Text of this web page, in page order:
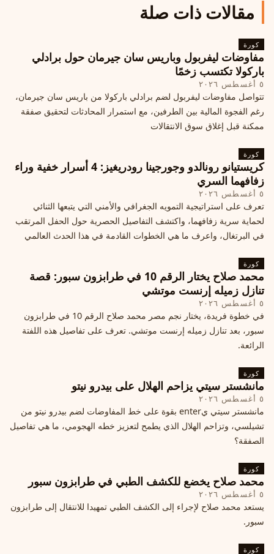
مقالات ذات صلة
كورة
مفاوضات ليفربول وباريس سان جيرمان حول برادلي
باركولا تكتسب زخمًا
٥ أغسطس ٢٠٢٦
تتواصل مفاوضات ليفربول لضم برادلي باركولا من باريس سان جيرمان،
رغم الفجوة المالية بين الطرفين، مع استمرار المحادثات لتحقيق صفقة
ممكنة قبل إغلاق سوق الانتقالات
كورة
كريستيانو رونالدو وجورجينا رودريغيز: 4 أسرار خفية وراء
زفافهما السري
٥ أغسطس ٢٠٢٦
تعرف على استراتيجية التمويه الجغرافي والأمني التي يتبعها الثنائي
لحماية سرية زفافهما، واكتشف التفاصيل الحصرية حول الحفل المرتقب
في البرتغال، واعرف ما هي الخطوات القادمة في هذا الحدث العالمي
كورة
محمد صلاح يختار الرقم 10 في طرابزون سبور: قصة
تنازل زميله إرنست موتشي
٥ أغسطس ٢٠٢٦
في خطوة فريدة، يختار نجم مصر محمد صلاح الرقم 10 في طرابزون
سبور، بعد تنازل زميله إرنست موتشي. تعرف على تفاصيل هذه اللفتة
الرائعة.
كورة
مانشستر سيتي يزاحم الهلال على بيدرو نيتو
٥ أغسطس ٢٠٢٦
مانشستر سيتي يenter بقوة على خط المفاوضات لضم بيدرو نيتو من
تشيلسي، وتزاحم الهلال الذي يطمح لتعزيز خطه الهجومي، ما هي تفاصيل
الصفقة؟
كورة
محمد صلاح يخضع للكشف الطبي في طرابزون سبور
٥ أغسطس ٢٠٢٦
يستعد محمد صلاح لإجراء إلى الكشف الطبي تمهيدا للانتقال إلى طرابزون
سبور.
كورة